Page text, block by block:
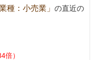
種：小売業」 の直近の
倍